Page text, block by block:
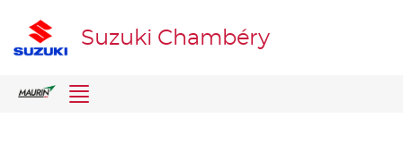
Suzuki Chambéry
Menu